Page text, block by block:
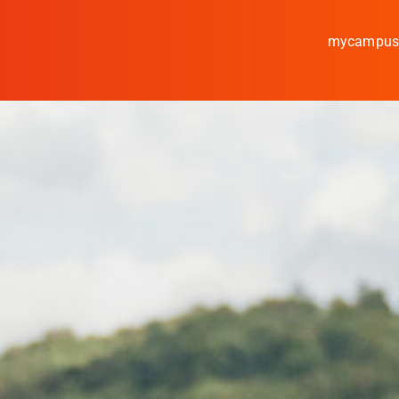
mycampus
Studieren
Regionalentwicklung
Entdecke die Region
Informationen für …